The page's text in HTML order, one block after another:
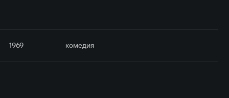
1969 комедия